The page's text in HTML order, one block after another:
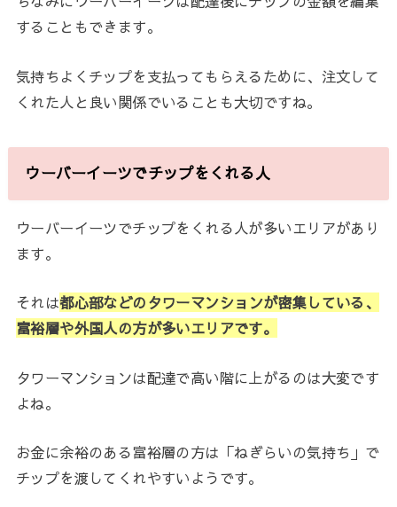
することもできます。
気持ちよくチップを支払ってもらえるために、注文して
くれた人と良い関係でいることも大切ですね。
ウーバーイーツでチップをくれる人
ウーバーイーツでチップをくれる人が多いエリアがあり
ます。
それは都心部などのタワーマンションが密集している、
富裕層や外国人の方が多いエリアです。
タワーマンションは配達で高い階に上がるのは大変です
よね。
お金に余裕のある富裕層の方は「ねぎらいの気持ち」で
チップを渡してくれやすいようです。